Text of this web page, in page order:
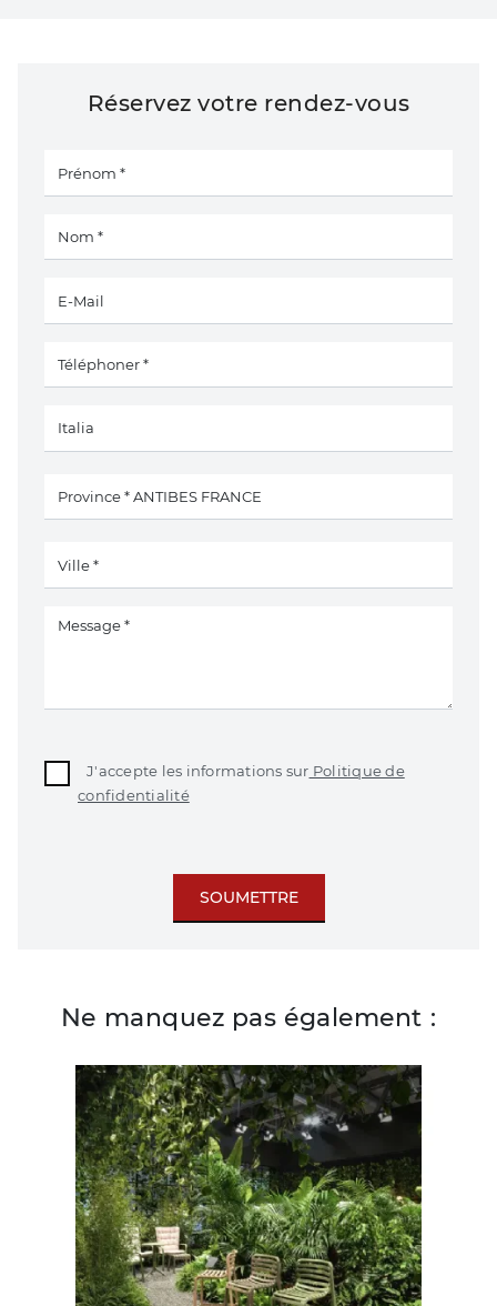
Réservez votre rendez-vous
J'accepte les informations sur Politique de
confidentialité
SOUMETTRE
Ne manquez pas également :